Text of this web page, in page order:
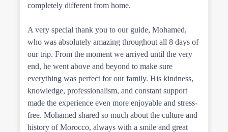
completely different from home.
A very special thank you to our guide, Mohamed,
who was absolutely amazing throughout all 8 days of
our trip. From the moment we arrived until the very
end, he went above and beyond to make sure
everything was perfect for our family. His kindness,
knowledge, professionalism, and constant support
made the experience even more enjoyable and stress-
free. Mohamed shared so much about the culture and
history of Morocco, always with a smile and great